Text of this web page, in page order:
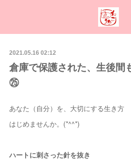
2021.05.16 02:12
倉庫で保護された、生後間
㉕
あなた（自分）を、大切にする生き方
はじめませんか。(*^^*)
ハートに刺さった針を抜き